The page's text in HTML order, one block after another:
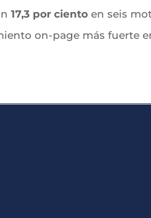
17,3 por ciento en seis
on-page más fuerte